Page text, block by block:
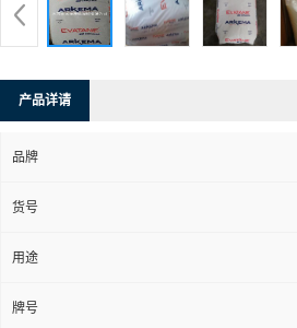
产品详请
品牌
货号
用途
牌号